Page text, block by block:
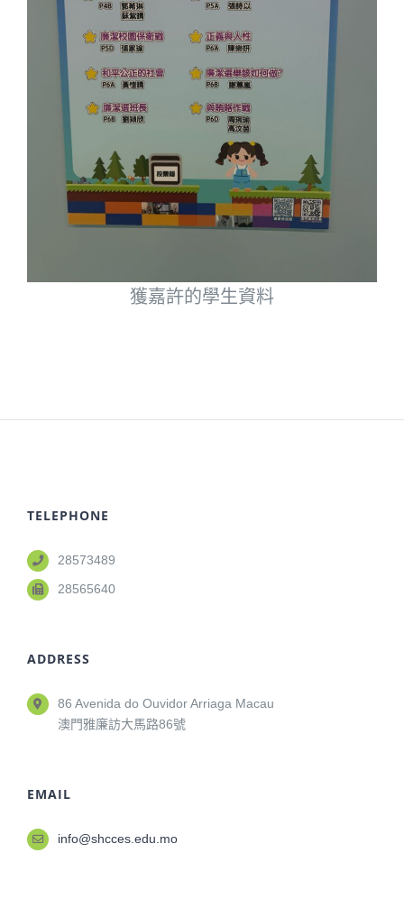
獲嘉許的學生資料
TELEPHONE
28573489
28565640
ADDRESS
86 Avenida do Ouvidor Arriaga Macau
澳門雅廉訪大馬路86號
EMAIL
info@shcces.edu.mo